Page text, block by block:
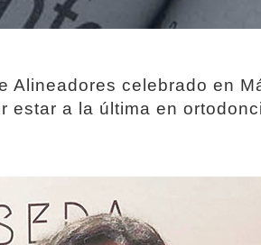
Alineadores celebrado en
estar a la última en